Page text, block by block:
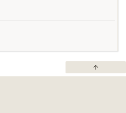
arrow_upward